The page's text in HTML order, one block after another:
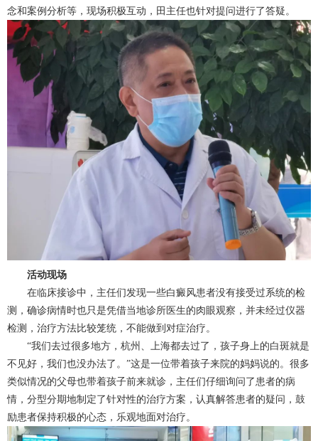
念和案例分析等，现场积极互动，田主任也针对提问进行了答疑。
活动现场
在临床接诊中，主任们发现一些白癜风患者没有接受过系统的检
测，确诊病情时也只是凭借当地诊所医生的肉眼观察，并未经过仪器
检测，治疗方法比较笼统，不能做到对症治疗。
“我们去过很多地方，杭州、上海都去过了，孩子身上的白斑就是
不见好，我们也没办法了。”这是一位带着孩子来院的妈妈说的。很多
类似情况的父母也带着孩子前来就诊，主任们仔细询问了患者的病
情，分型分期地制定了针对性的治疗方案，认真解答患者的疑问，鼓
励患者保持积极的心态，乐观地面对治疗。